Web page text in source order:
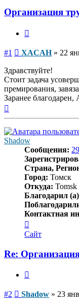
Организация
#1 Сообщение
XACAH» 22
Здравствуйте!
Стоит задача
премирования,
Заранее благодарен,
Shadow
Сообщения:
Страна,
Город: Томск
Откуда: Tomsk
Благодарил
Контактная
информация
пользователя
Сайт
Re:
#2 Сообщение
Shadow » 23